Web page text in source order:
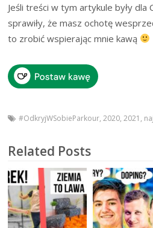
Jeśli treści w tym artykule były dla
sprawiły, że masz ochotę
to zrobić wspierając mnie kawą
#OdkryjWSobieParkour,2020,2021 ,
Related Posts